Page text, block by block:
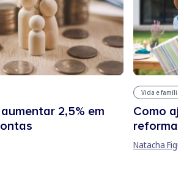
2,5% em
Vida e família
Como
reforma
Natacha